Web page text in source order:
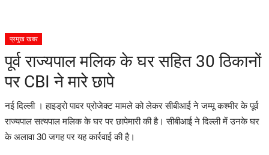
छत्तीसगढ़
All
सरगुजा संभाग
बिलासपुर संभाग
प्रमुख खबर
पूर्व राज्‍यपाल म‎लिक के घर स‎हित 30 ठिकानों
पर CBI ने मारे छापे
नई दिल्ली । हाइड्रो पावर प्रोजेक्‍ट मामले को लेकर सीबीआई ने जम्मू कश्मीर के पूर्व
राज्यपाल सत्यपाल मलिक के घर पर छापेमारी की है। सीबीआई ने ‎दिल्ली में उनके घर
के अलावा 30 जगह पर यह कार्रवाई की है।